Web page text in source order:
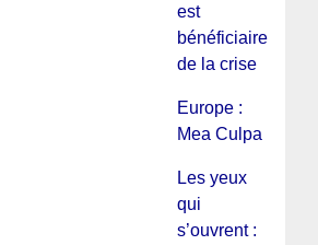
est
bénéficiaire
de la crise
Europe :
Mea Culpa
Les yeux
qui
s’ouvrent :